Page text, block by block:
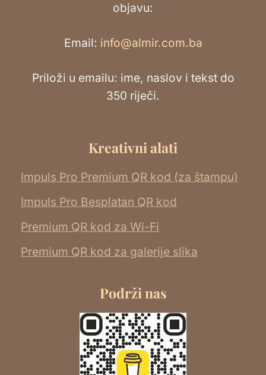
objavu:
Email: info@almir.com.ba
Priloži u emailu: ime, naslov i tekst do
350 riječi.
Kreativni alati
Impuls Pro Premium QR kod (za štampu)
Impuls Pro Besplatan QR kod
Premium QR kod za Wi-Fi
Premium QR kod za galerije slika
Podrži nas